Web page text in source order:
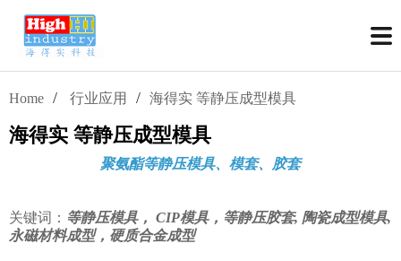
Home / 行业应用 / 海得实 等静压成型模具
海得实 等静压成型模具
聚氨酯等静压模具、模套、胶套
关键词： 等静压模具， CIP模具，等静压胶套, 陶瓷成型模具,
永磁材料成型，硬质合金成型